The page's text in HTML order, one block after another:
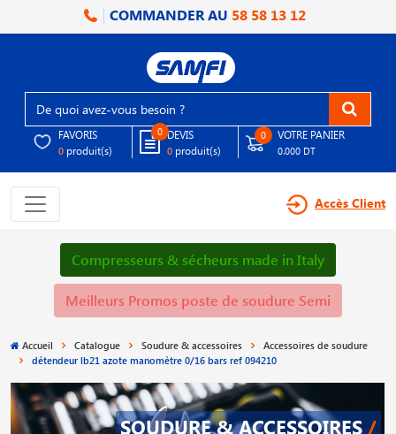
COMMANDER AU 58 58 13 12
FAVORIS
0 produit(s)
0 DEVIS
0 produit(s)
0 VOTRE PANIER
0.000 DT
Accès Client
Compresseurs & sécheurs made in Italy
Meilleurs Promos poste de soudure Semi
Accueil Catalogue Soudure & accessoires
Accessoires de soudure
détendeur lb21 azote manomètre 0/16 bars ref 094210
SOUDURE & ACCESSOIRES /